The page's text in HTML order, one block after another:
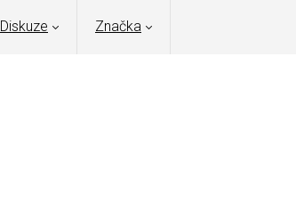
Diskuze Značka